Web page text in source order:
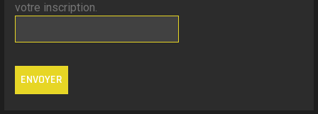
votre inscription.